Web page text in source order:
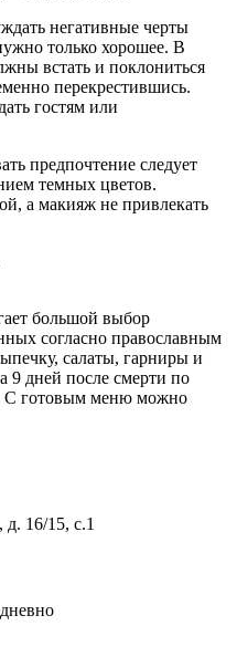
негативные черты
только хорошее. В
встать и поклониться
перекрестившись.
гостям или
предпочтение следует
темных цветов.
а макияж не привлекать
большой выбор
согласно православным
салаты, гарниры и
9 дней после смерти по
С готовым меню можно
16/15, с.1